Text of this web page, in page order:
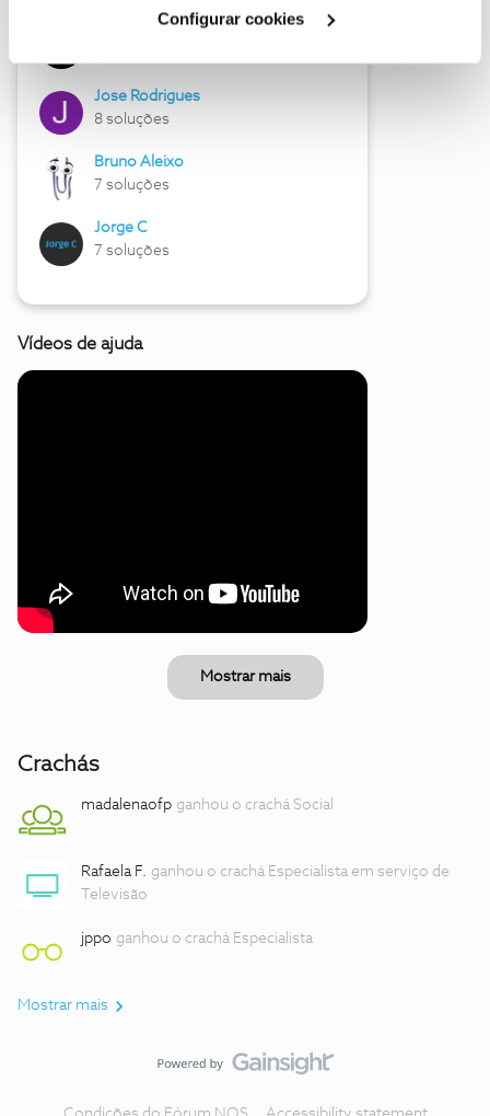
Configurar cookies
Jose Rodrigues
8 soluções
Bruno Aleixo
7 soluções
Jorge C
7 soluções
Vídeos de ajuda
Mostrar mais
Crachás
madalenaofp ganhou o crachá Social
Rafaela F. ganhou o crachá Especialista em serviço de
Televisão
jppo ganhou o crachá Especialista
Mostrar mais